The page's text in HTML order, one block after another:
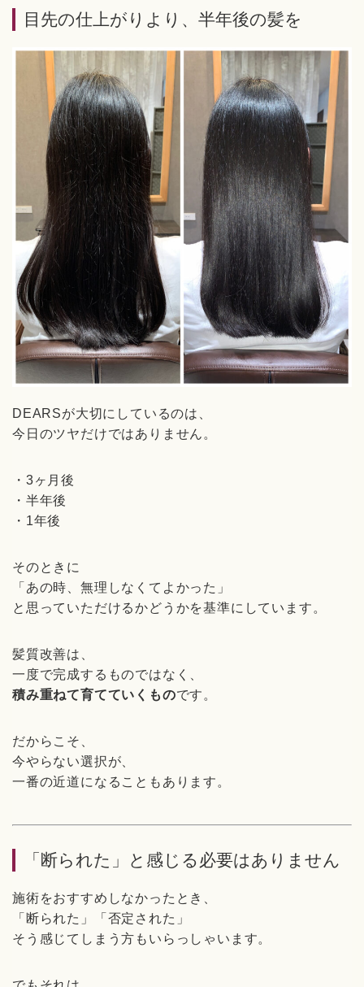
目先の仕上がりより、半年後の髪を
DEARSが大切にしているのは、
今日のツヤだけではありません。
・3ヶ月後
・半年後
・1年後
そのときに
「あの時、無理しなくてよかった」
と思っていただけるかどうかを基準にしています。
髪質改善は、
一度で完成するものではなく、
積み重ねて育てていくものです。
だからこそ、
今やらない選択が、
一番の近道になることもあります。
「断られた」と感じる必要はありません
施術をおすすめしなかったとき、
「断られた」「否定された」
そう感じてしまう方もいらっしゃいます。